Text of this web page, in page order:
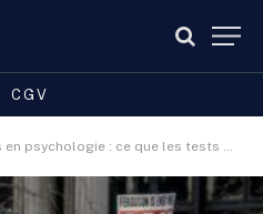
CGV
: ce que les tests disent vraiment de vous